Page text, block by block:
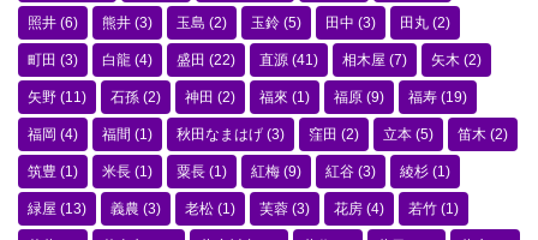
照井 (6) 熊井 (3) 玉島 (2) 玉鈴 (5) 田中 (3) 田丸 (2)
町田 (3) 白龍 (4) 盛田 (22) 直源 (41) 相木屋 (7) 矢木 (2)
矢野 (11) 石孫 (2) 神田 (2) 福來 (1) 福原 (9) 福寿 (19)
福岡 (4) 福間 (1) 秋田なまはげ (3) 窪田 (2) 立本 (5) 笛木 (2)
筑豊 (1) 米長 (1) 粟長 (1) 紅梅 (9) 紅谷 (3) 綾杉 (1)
緑屋 (13) 義農 (3) 老松 (1) 芙蓉 (3) 花房 (4) 若竹 (1)